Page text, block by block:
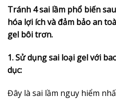
Tránh 4 sai lầm phổ biến
hóa lợi ích và đảm bảo an
gel bôi trơn.
1. Sử dụng sai loại gel với
dục:
Đây là sai lầm nguy hiểm